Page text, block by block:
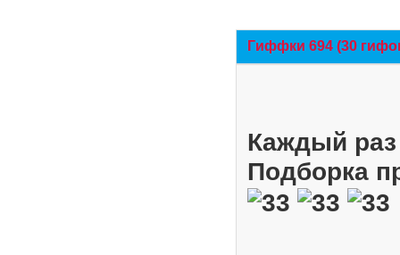
Гиффки 694 (30
Каждый
Подборка